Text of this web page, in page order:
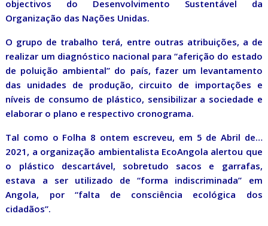
objectivos do Desenvolvimento Sustentável da
Organização das Nações Unidas.
O grupo de trabalho terá, entre outras atribuições, a de
realizar um diagnóstico nacional para “aferição do estado
de poluição ambiental” do país, fazer um levantamento
das unidades de produção, circuito de importações e
níveis de consumo de plástico, sensibilizar a sociedade e
elaborar o plano e respectivo cronograma.
Tal como o Folha 8 ontem escreveu, em 5 de Abril de…
2021, a organização ambientalista EcoAngola alertou que
o plástico descartável, sobretudo sacos e garrafas,
estava a ser utilizado de “forma indiscriminada” em
Angola, por “falta de consciência ecológica dos
cidadãos”.